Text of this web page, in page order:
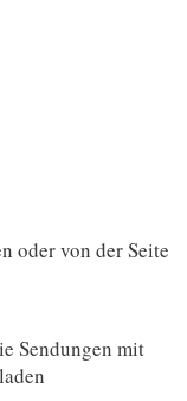
oder von der Seite
Sendungen mit